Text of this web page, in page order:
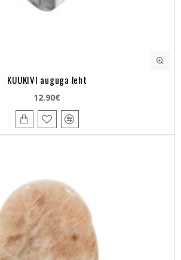
KUUKIVI auguga leht
12.90€